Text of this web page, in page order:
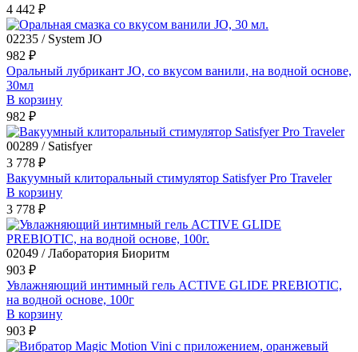
4 442 ₽
02235 / System JO
982 ₽
Оральный лубрикант JO, со вкусом ванили, на водной основе,
30мл
В корзину
982 ₽
00289 / Satisfyer
3 778 ₽
Вакуумный клиторальный стимулятор Satisfyer Pro Traveler
В корзину
3 778 ₽
02049 / Лаборатория Биоритм
903 ₽
Увлажняющий интимный гель ACTIVE GLIDE PREBIOTIC,
на водной основе, 100г
В корзину
903 ₽